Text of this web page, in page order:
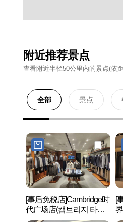
附近推荐景点
查看附近半径50公里內的景点(依
全部 景点
[事后免税店]Cambridge时
代广场店(캠브리지 타임
스퀘어점)
[
(